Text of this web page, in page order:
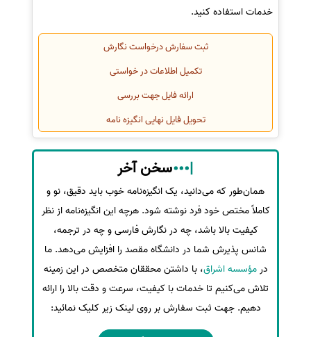
خدمات استفاده کنید.
ثبت سفارش درخواست نگارش
تکمیل اطلاعات در خواستی
ارائه فایل جهت بررسی
تحویل فایل نهایی انگیزه نامه
سخن آخر
همان‌طور که می‌دانید، یک انگیزه‌نامه خوب باید دقیق، نو و
کاملاً مختص خود فرد نوشته شود. هرچه این انگیزه‌نامه از نظر
کیفیت بالا باشد، چه در نگارش فارسی و چه در ترجمه،
شانس پذیرش شما در دانشگاه مقصد را افزایش می‌دهد. ما
درمؤسسه اشراق، با داشتن محققان متخصص در این زمینه
تلاش می‌کنیم تا خدمات با کیفیت، سرعت و دقت بالا را ارائه
دهیم. جهت ثبت سفارش بر روی لینک زیر کلیک نمائید: